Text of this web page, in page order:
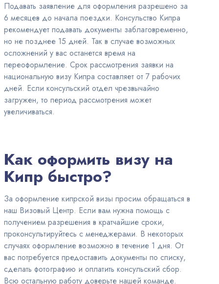
Подавать заявление для оформления разрешено за
6 месяцев до начала поездки. Консульство Кипра
рекомендует подавать документы заблаговременно,
но не позднее 15 дней. Так в случае возможных
осложнений у вас останется время на
переоформление. Срок рассмотрения заявки на
национальную визу Кипра составляет от 7 рабочих
дней. Если консульский отдел чрезвычайно
загружен, то период рассмотрения может
увеличиваться.
Как оформить визу на
Кипр быстро?
За оформление кипрской визы просим обращаться в
наш Визовый Центр. Если вам нужна помощь с
получением разрешения в кратчайшие сроки,
проконсультируйтесь с менеджерами. В некоторых
случаях оформление возможно в течение 1 дня. От
вас потребуется предоставить документы по списку,
сделать фотографию и оплатить консульский сбор.
Всю остальную работу доверьте нашей команде.